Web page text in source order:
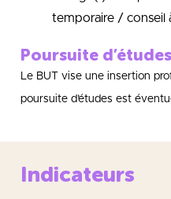
temporaire / conseil
Poursuite
Le BUT vise une insertion
poursuite d’études est
Indicateurs